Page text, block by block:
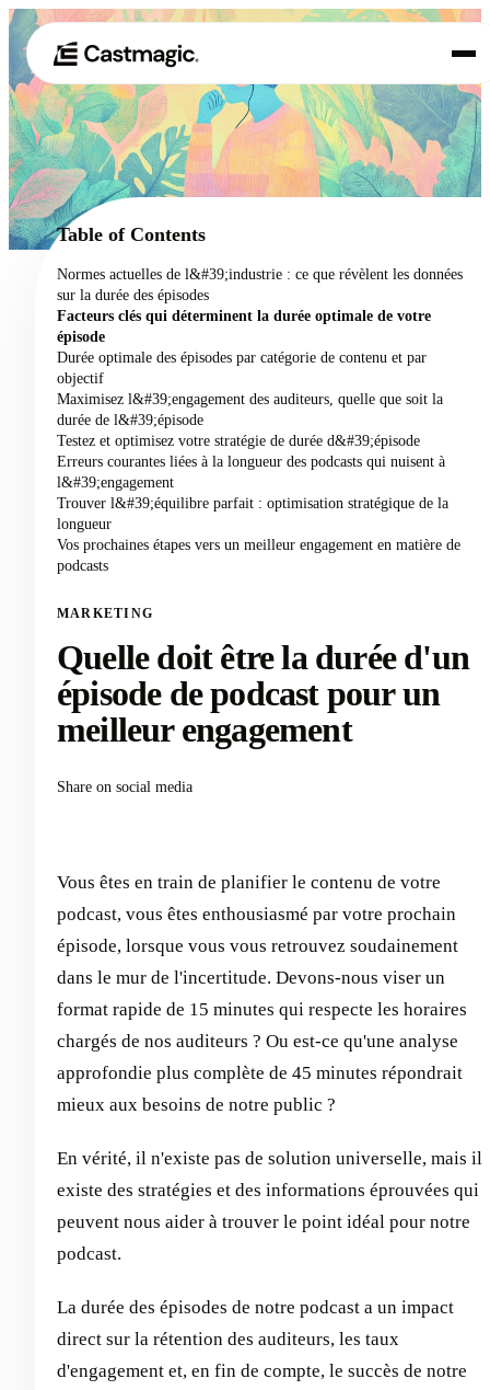
01 Produit
02 Cas d'utilisation
Tarification
À propos de nous
Table of Contents
Normes actuelles de l&#39;industrie : ce que révèlent les données
sur la durée des épisodes
Facteurs clés qui déterminent la durée optimale de votre
épisode
Durée optimale des épisodes par catégorie de contenu et par
objectif
Maximisez l&#39;engagement des auditeurs, quelle que soit la
durée de l&#39;épisode
Testez et optimisez votre stratégie de durée d&#39;épisode
Erreurs courantes liées à la longueur des podcasts qui nuisent à
l&#39;engagement
Trouver l&#39;équilibre parfait : optimisation stratégique de la
longueur
Vos prochaines étapes vers un meilleur engagement en matière de
podcasts
MARKETING
Quelle doit être la durée d'un
épisode de podcast pour un
meilleur engagement
Share on social media
Vous êtes en train de planifier le contenu de votre
podcast, vous êtes enthousiasmé par votre prochain
épisode, lorsque vous vous retrouvez soudainement
dans le mur de l'incertitude. Devons-nous viser un
format rapide de 15 minutes qui respecte les horaires
chargés de nos auditeurs ? Ou est-ce qu'une analyse
approfondie plus complète de 45 minutes répondrait
mieux aux besoins de notre public ?
En vérité, il n'existe pas de solution universelle, mais il
existe des stratégies et des informations éprouvées qui
peuvent nous aider à trouver le point idéal pour notre
podcast.
La durée des épisodes de notre podcast a un impact
direct sur la rétention des auditeurs, les taux
d'engagement et, en fin de compte, le succès de notre